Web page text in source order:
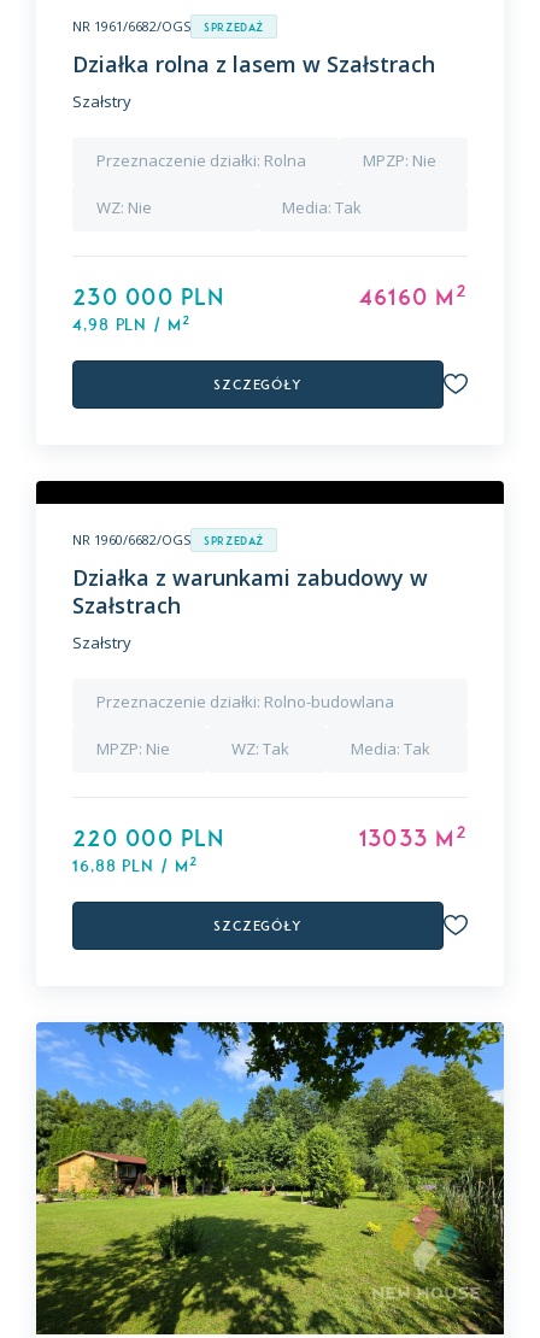
NR 1961/6682/OGS Sprzedaż
Działka rolna z lasem w Szałstrach
Szałstry
Przeznaczenie działki: Rolna MPZP: Nie
WZ: Nie Media: Tak
230 000 PLN
4,98 PLN / m2
46160 m 2
Szczegóły
NR 1960/6682/OGS Sprzedaż
Działka z warunkami zabudowy w
Szałstrach
Szałstry
Przeznaczenie działki: Rolno-budowlana
MPZP: Nie WZ: Tak Media: Tak
220 000 PLN
16,88 PLN / m2
13033 m 2
Szczegóły